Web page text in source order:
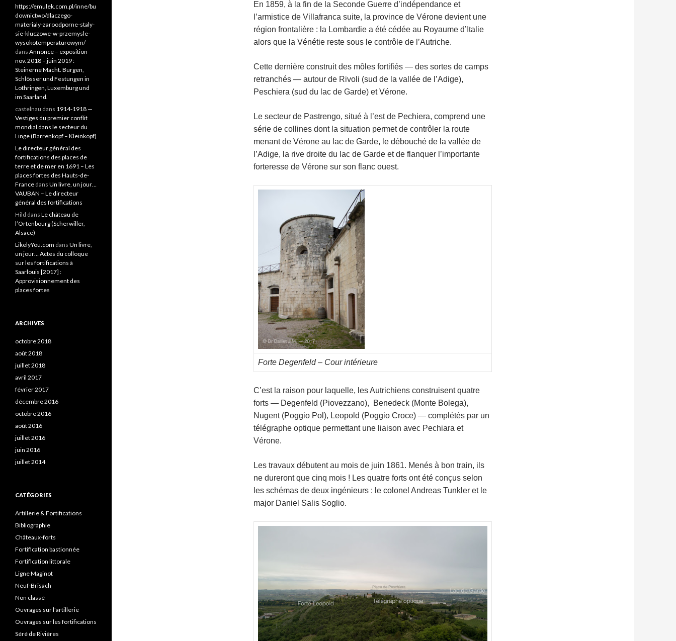
En 1859, à la fin de la Seconde Guerre d’indépendance et
l’armistice de Villafranca suite, la province de Vérone devient une
région frontalière : la Lombardie a été cédée au Royaume d’Italie
alors que la Vénétie reste sous le contrôle de l’Autriche.
Cette dernière construit des môles fortifiés — des sortes de camps
retranchés — autour de Rivoli (sud de la vallée de l’Adige),
Peschiera (sud du lac de Garde) et Vérone.
Le secteur de Pastrengo, situé à l’est de Pechiera, comprend une
série de collines dont la situation permet de contrôler la route
menant de Vérone au lac de Garde, le débouché de la vallée de
l’Adige, la rive droite du lac de Garde et de flanquer l’importante
forteresse de Vérone sur son flanc ouest.
Forte Degenfeld – Cour intérieure
C’est la raison pour laquelle, les Autrichiens construisent quatre
forts — Degenfeld (Piovezzano), Benedeck (Monte Bolega),
Nugent (Poggio Pol), Leopold (Poggio Croce) — complétés par un
télégraphe optique permettant une liaison avec Pechiara et
Vérone.
Les travaux débutent au mois de juin 1861. Menés à bon train, ils
ne dureront que cinq mois ! Les quatre forts ont été conçus selon
les schémas de deux ingénieurs : le colonel Andreas Tunkler et le
major Daniel Salis Soglio.
https://emulek.com.pl/inne/bu
downictwo/dlaczego-
materialy-zaroodporne-staly-
sie-kluczowe-w-przemysle-
wysokotemperaturowym/
dans Annonce – exposition
nov. 2018 – juin 2019 :
Steinerne Macht. Burgen,
Schlösser und Festungen in
Lothringen, Luxemburg und
im Saarland.
castelnau dans 1914-1918 —
Vestiges du premier conflit
mondial dans le secteur du
Linge (Barrenkopf – Kleinkopf)
Le directeur général des
fortifications des places de
terre et de mer en 1691 – Les
places fortes des Hauts-de-
France dans Un livre, un jour…
VAUBAN – Le directeur
général des fortifications
Hild dans Le château de
l’Ortenbourg (Scherwiller,
Alsace)
LikelyYou.com dans Un livre,
un jour… Actes du colloque
sur les fortifications à
Saarlouis [2017] :
Approvisionnement des
places fortes
ARCHIVES
octobre 2018
août 2018
juillet 2018
avril 2017
février 2017
décembre 2016
octobre 2016
août 2016
juillet 2016
juin 2016
juillet 2014
CATÉGORIES
Artillerie & Fortifications
Bibliographie
Châteaux-forts
Fortification bastionnée
Fortification littorale
Ligne Maginot
Neuf-Brisach
Non classé
Ouvrages sur l'artillerie
Ouvrages sur les fortifications
Séré de Rivières